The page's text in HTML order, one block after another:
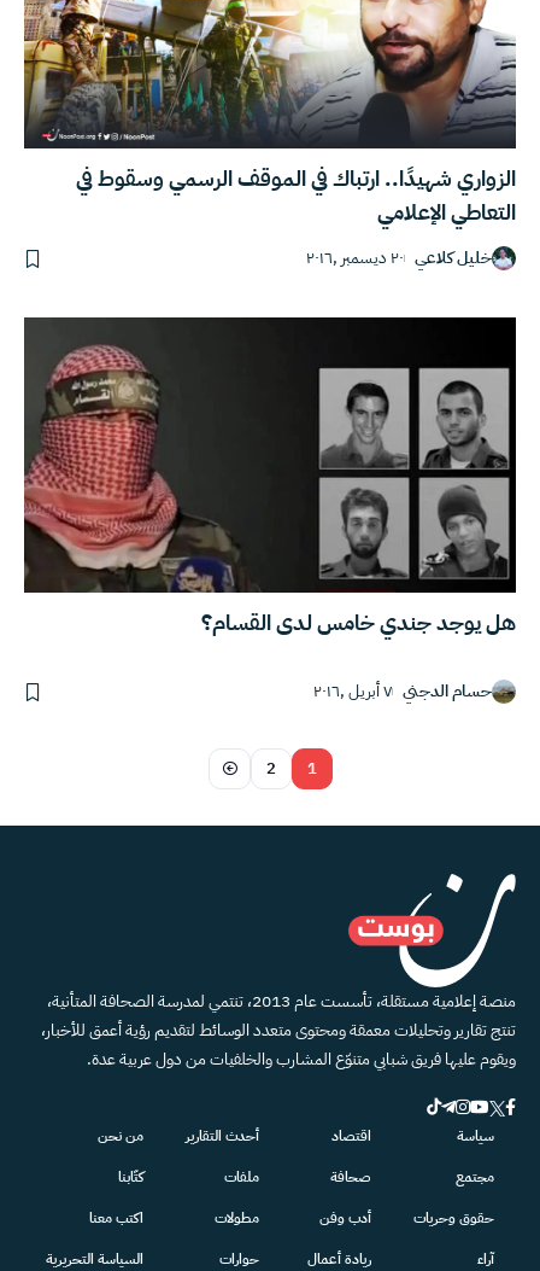
الزواري شهيدًا.. ارتباك في الموقف الرسمي وسقوط في
التعاطي الإعلامي
خليل كلاعي ٢٠ ديسمبر ,٢٠١٦
هل يوجد جندي خامس لدى القسام؟
حسام الدجني ٧ أبريل ,٢٠١٦
1
2
منصة إعلامية مستقلة، تأسست عام 2013، تنتمي لمدرسة الصحافة المتأنية،
تنتج تقارير وتحليلات معمقة ومحتوى متعدد الوسائط لتقديم رؤية أعمق للأخبار،
ويقوم عليها فريق شبابي متنوّع المشارب والخلفيات من دول عربية عدة.
سياسة
مجتمع
حقوق وحريات
آراء
اقتصاد
صحافة
أدب وفن
ريادة أعمال
أحدث التقارير
ملفات
مطولات
حوارات
من نحن
كتّابنا
اكتب معنا
السياسة التحريرية